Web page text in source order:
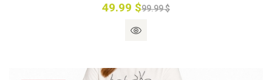
49.99 $99.99 $